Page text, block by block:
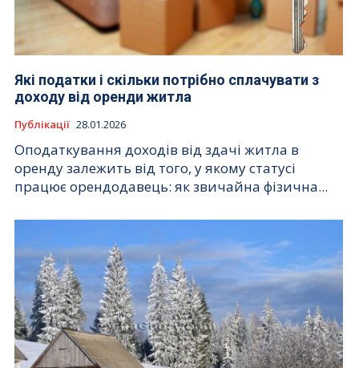
Які податки і скільки потрібно сплачувати з
доходу від оренди житла
Публікації 28.01.2026
Оподаткування доходів від здачі житла в
оренду залежить від того, у якому статусі
працює орендодавець: як звичайна фізична...